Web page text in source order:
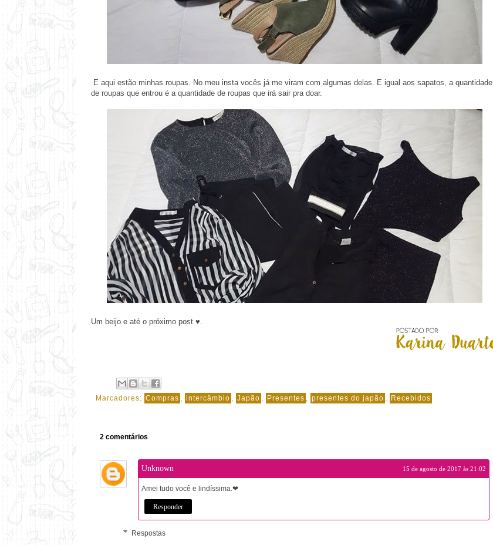
E aqui estão minhas roupas. No meu insta vocês já me viram com algumas delas. E igual aos sapatos, a quantidade
de roupas que entrou é a quantidade de roupas que irá sair pra doar.
Um beijo e até o próximo post ♥.
Marcadores: Compras intercâmbio Japão Presentes presentes do japão Recebidos
2 comentários
Unknown 15 de agosto de 2017 às 21:02
Amei tudo você e lindíssima.❤
Responder
Respostas